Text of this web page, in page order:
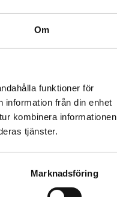
Om
funktioner för
information från din enhet
kombinera informationen
tjänster.
Marknadsföring